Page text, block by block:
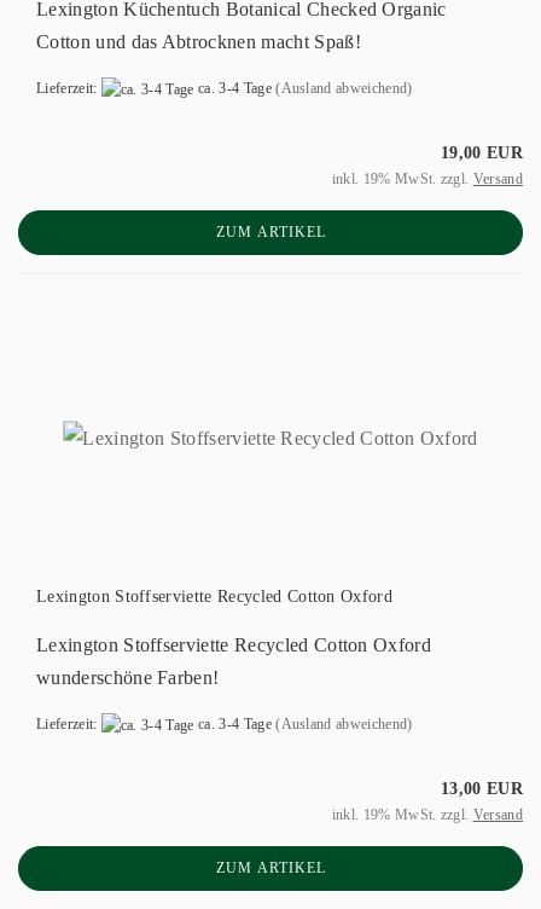
Lexington Küchentuch Botanical Checked Organic
Cotton und das Abtrocknen macht Spaß!
Lieferzeit: ca. 3-4 Tage (Ausland abweichend)
19,00 EUR
inkl. 19% MwSt. zzgl. Versand
ZUM ARTIKEL
Lexington Stoffserviette Recycled Cotton Oxford
Lexington Stoffserviette Recycled Cotton Oxford
wunderschöne Farben!
Lieferzeit: ca. 3-4 Tage (Ausland abweichend)
13,00 EUR
inkl. 19% MwSt. zzgl. Versand
ZUM ARTIKEL